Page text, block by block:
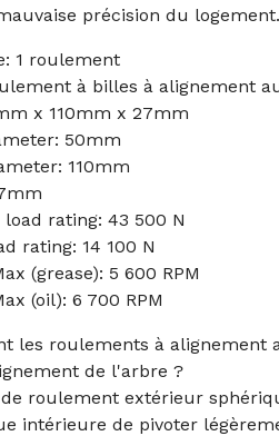
précision du logement.
1 roulement
à billes à alignement
x 110mm x 27mm
50mm
110mm
load rating: 43 500 N
rating: 14 100 N
(grease): 5 600 RPM
(oil): 6 700 RPM
les roulements à alignement
de l'arbre ?
roulement extérieur
intérieure de pivoter